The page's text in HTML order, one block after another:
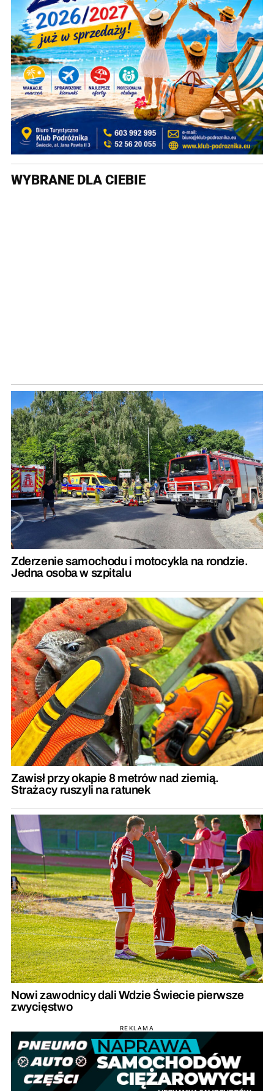
WYBRANE DLA CIEBIE
Zderzenie samochodu i motocykla na rondzie.
Jedna osoba w szpitalu
Zawisł przy okapie 8 metrów nad ziemią.
Strażacy ruszyli na ratunek
Nowi zawodnicy dali Wdzie Świecie pierwsze
zwycięstwo
REKLAMA